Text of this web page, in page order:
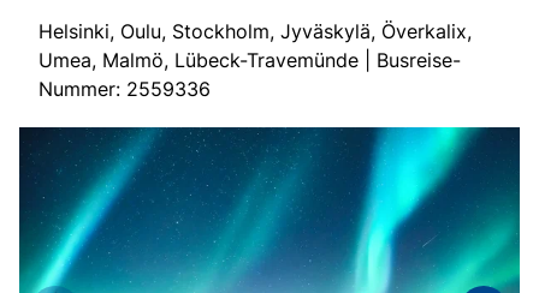
Start
Mehrtagesfahrten
Tagesfahrten
Flugreisen
Busanmietung
Service
Helsinki, Oulu, Stockholm, Jyväskylä, Överkalix,
Umea, Malmö, Lübeck-Travemünde | Busreise-
Nummer: 2559336